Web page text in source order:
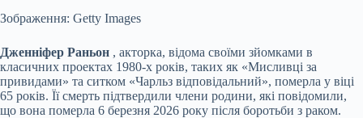
Зображення: Getty Images
Дженніфер Раньон , акторка, відома своїми зйомками в
класичних проектах 1980-х років, таких як «Мисливці за
привидами» та ситком «Чарльз відповідальний», померла у віці
65 років. Її смерть підтвердили члени родини, які повідомили,
що вона померла 6 березня 2026 року після боротьби з раком.